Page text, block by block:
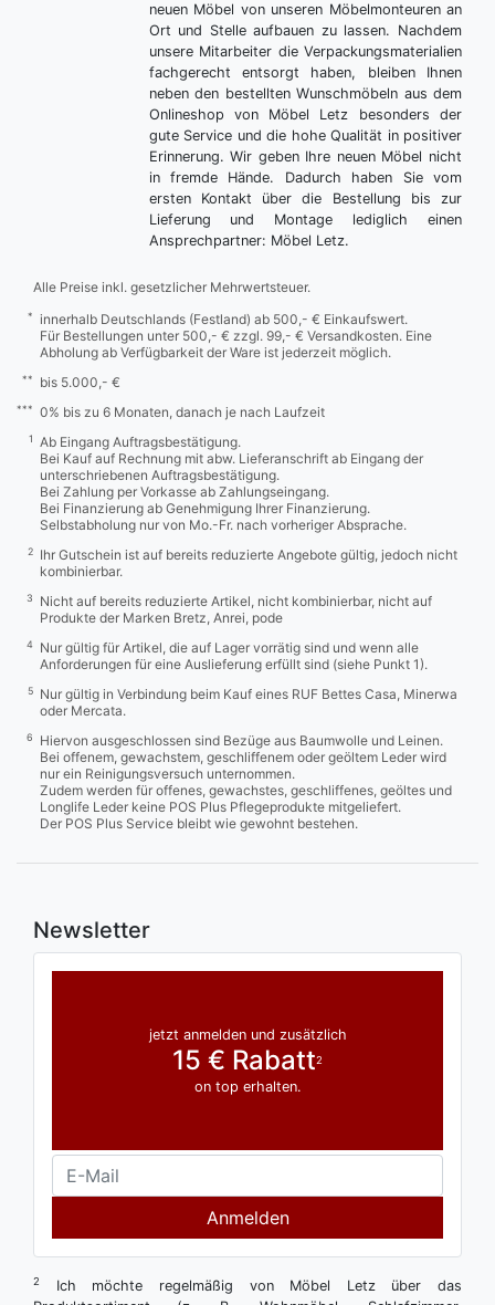
neuen Möbel von unseren Möbelmonteuren an
Ort und Stelle aufbauen zu lassen. Nachdem
unsere Mitarbeiter die Verpackungsmaterialien
fachgerecht entsorgt haben, bleiben Ihnen
neben den bestellten Wunschmöbeln aus dem
Onlineshop von Möbel Letz besonders der
gute Service und die hohe Qualität in positiver
Erinnerung. Wir geben Ihre neuen Möbel nicht
in fremde Hände. Dadurch haben Sie vom
ersten Kontakt über die Bestellung bis zur
Lieferung und Montage lediglich einen
Ansprechpartner: Möbel Letz.
Alle Preise inkl. gesetzlicher Mehrwertsteuer.
*
innerhalb Deutschlands (Festland) ab 500,- € Einkaufswert.
Für Bestellungen unter 500,- € zzgl. 99,- € Versandkosten. Eine
Abholung ab Verfügbarkeit der Ware ist jederzeit möglich.
** bis 5.000,- €
*** 0% bis zu 6 Monaten, danach je nach Laufzeit
1
Ab Eingang Auftragsbestätigung.
Bei Kauf auf Rechnung mit abw. Lieferanschrift ab Eingang der
unterschriebenen Auftragsbestätigung.
Bei Zahlung per Vorkasse ab Zahlungseingang.
Bei Finanzierung ab Genehmigung Ihrer Finanzierung.
Selbstabholung nur von Mo.-Fr. nach vorheriger Absprache.
2
Ihr Gutschein ist auf bereits reduzierte Angebote gültig, jedoch nicht
kombinierbar.
3
Nicht auf bereits reduzierte Artikel, nicht kombinierbar, nicht auf
Produkte der Marken Bretz, Anrei, pode
4
Nur gültig für Artikel, die auf Lager vorrätig sind und wenn alle
Anforderungen für eine Auslieferung erfüllt sind (siehe Punkt 1).
5
Nur gültig in Verbindung beim Kauf eines RUF Bettes Casa, Minerwa
oder Mercata.
6
Hiervon ausgeschlossen sind Bezüge aus Baumwolle und Leinen.
Bei offenem, gewachstem, geschliffenem oder geöltem Leder wird
nur ein Reinigungsversuch unternommen.
Zudem werden für offenes, gewachstes, geschliffenes, geöltes und
Longlife Leder keine POS Plus Pflegeprodukte mitgeliefert.
Der POS Plus Service bleibt wie gewohnt bestehen.
Newsletter
jetzt anmelden und zusätzlich
15 € Rabatt2
on top erhalten.
Anmelden
2
Ich möchte regelmäßig von Möbel Letz über das